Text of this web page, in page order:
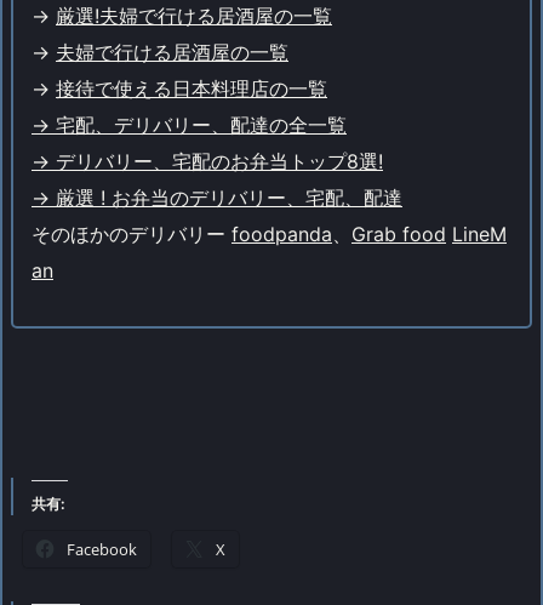
-> 厳選!夫婦で行ける居酒屋の一覧
-> 夫婦で行ける居酒屋の一覧
-> 接待で使える日本料理店の一覧
→ 宅配、デリバリー、配達の全一覧
→ デリバリー、宅配のお弁当トップ8選!
→ 厳選 ! お弁当のデリバリー、宅配、配達
そのほかのデリバリー foodpanda、 Grab food LineM
an
共有:
Facebook X